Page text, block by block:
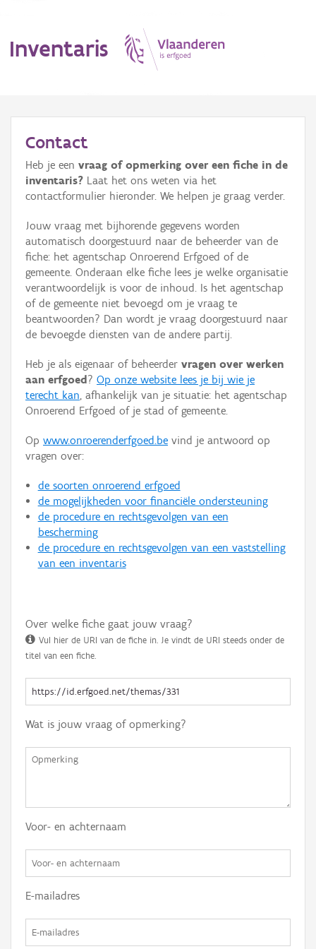
Inventaris
Erfgoedobject
Aanduidingsobject
Waarneming
Thema
Gebeurtenis
Persoon of collectief
Hergebruik
Aanmelden
Contact
Heb je een vraag of opmerking over een fiche in de
inventaris? Laat het ons weten via het
contactformulier hieronder. We helpen je graag verder.
Jouw vraag met bijhorende gegevens worden
automatisch doorgestuurd naar de beheerder van de
fiche: het agentschap Onroerend Erfgoed of de
gemeente. Onderaan elke fiche lees je welke organisatie
verantwoordelijk is voor de inhoud. Is het agentschap
of de gemeente niet bevoegd om je vraag te
beantwoorden? Dan wordt je vraag doorgestuurd naar
de bevoegde diensten van de andere partij.
Heb je als eigenaar of beheerder vragen over werken
aan erfgoed ? Op onze website lees je bij wie je
terecht kan, afhankelijk van je situatie: het agentschap
Onroerend Erfgoed of je stad of gemeente.
Op www.onroerenderfgoed.be vind je antwoord op
vragen over:
de soorten onroerend erfgoed
de mogelijkheden voor financiële ondersteuning
de procedure en rechtsgevolgen van een
bescherming
de procedure en rechtsgevolgen van een vaststelling
van een inventaris
Over welke fiche gaat jouw vraag?
Vul hier de URI van de fiche in. Je vindt de URI steeds onder de
titel van een fiche.
Wat is jouw vraag of opmerking?
Voor- en achternaam
E-mailadres